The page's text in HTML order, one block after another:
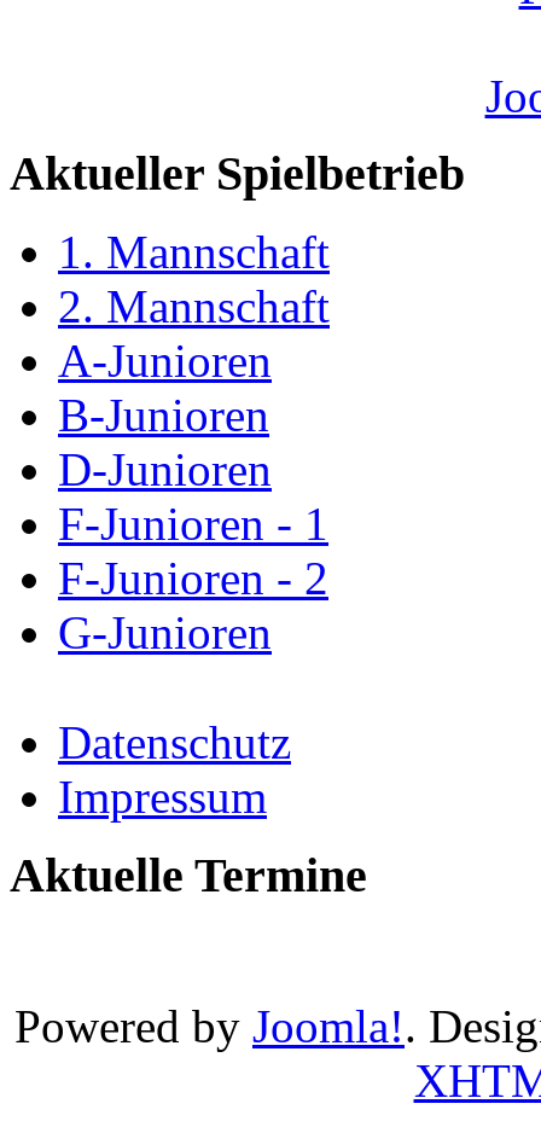
Aktueller Spielbetrieb
1. Mannschaft
2. Mannschaft
A-Junioren
B-Junioren
D-Junioren
F-Junioren - 1
F-Junioren - 2
G-Junioren
Datenschutz
Impressum
Aktuelle Termine
Powered by Joomla!.